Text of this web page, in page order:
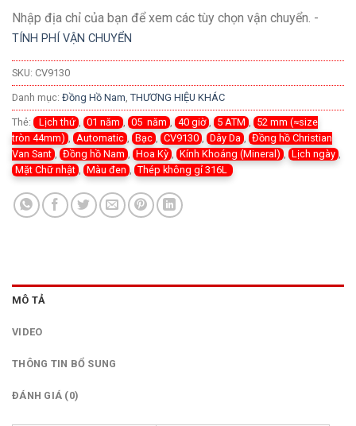
Nhập địa chỉ của bạn để xem các tùy chọn vận chuyển. -
TÍNH PHÍ VẬN CHUYỂN
SKU: CV9130
Danh mục: Đồng Hồ Nam THƯƠNG HIỆU KHÁC
Thẻ: Lịch thứ 01 năm 05 năm 40 giờ 5 ATM
52 mm (≈size
tròn 44mm)
Automatic Bạc CV9130 Dây Da
Đồng hồ Christian
Van Sant
Đồng hồ Nam Hoa Kỳ Kính Khoáng (Mineral) Lịch ngày
Mặt Chữ nhật
Màu đen Thép không gỉ 316L
MÔ TẢ
VIDEO
THÔNG TIN BỔ SUNG
ĐÁNH GIÁ (0)